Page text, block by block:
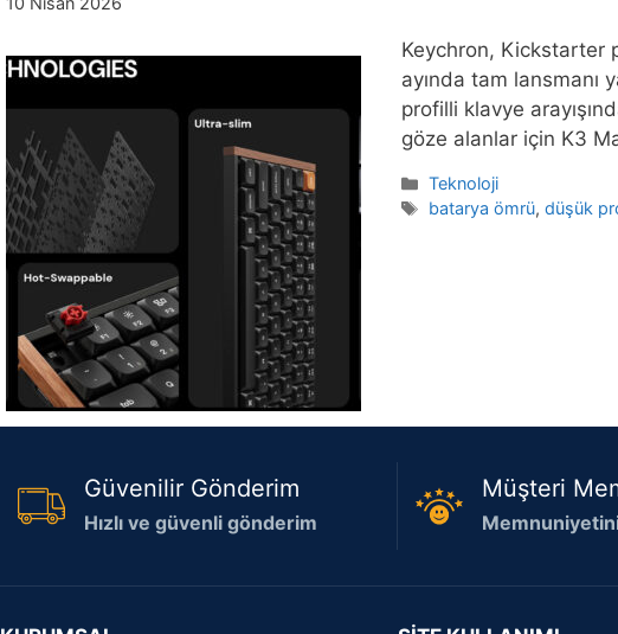
Keychron, Kickstarter
ayında tam lansmanı
profilli klavye
göze alanlar için K3
Kategoriler
Teknoloji
Etiketler
batarya ömrü,düşük
Güvenilir Gönderim
Hızlı ve güvenli gönderim
Müşteri